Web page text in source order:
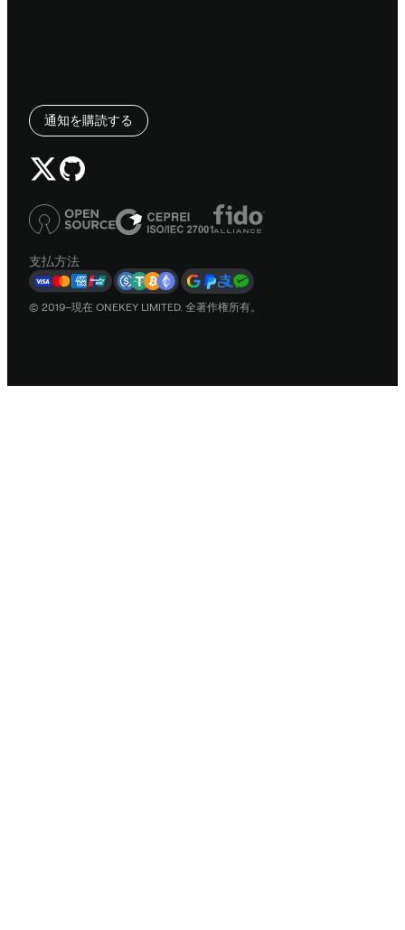
通知を購読する
支払方法
© 2019–現在 ONEKEY LIMITED. 全著作権所有。